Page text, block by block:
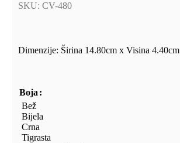
SKU: CV-480
Dimenzije: Širina 14.80cm x Visina 4.40cm
Boja
Bež
Bijela
Crna
Tigrasta